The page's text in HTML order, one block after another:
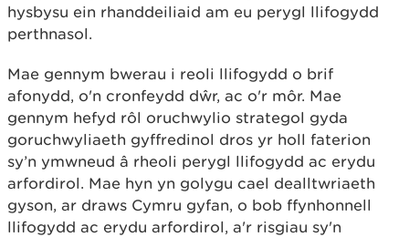
hysbysu ein rhanddeiliaid am eu perygl llifogydd
perthnasol.
Mae gennym bwerau i reoli llifogydd o brif
afonydd, o'n cronfeydd dŵr, ac o'r môr. Mae
gennym hefyd rôl oruchwylio strategol gyda
goruchwyliaeth gyffredinol dros yr holl faterion
sy’n ymwneud â rheoli perygl llifogydd ac erydu
arfordirol. Mae hyn yn golygu cael dealltwriaeth
gyson, ar draws Cymru gyfan, o bob ffynhonnell
llifogydd ac erydu arfordirol, a'r risgiau sy'n